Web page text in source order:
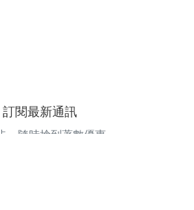
訂閱最新通訊
，隨時搶到著數優惠。